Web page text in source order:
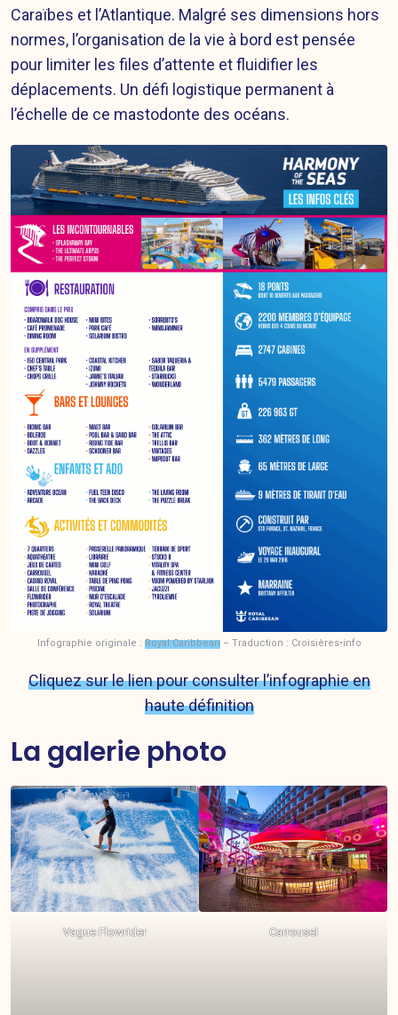
Caraïbes et l’Atlantique. Malgré ses dimensions hors
normes, l’organisation de la vie à bord est pensée
pour limiter les files d’attente et fluidifier les
déplacements. Un défi logistique permanent à
l’échelle de ce mastodonte des océans.
Infographie originale : Royal Caribbean– Traduction : Croisières•info
Cliquez sur le lien pour consulter l’infographie en
haute définition
La galerie photo
Vague Flowrider Carrousel